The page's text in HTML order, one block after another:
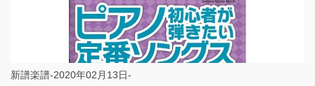
新譜楽譜-2020年02月13日-